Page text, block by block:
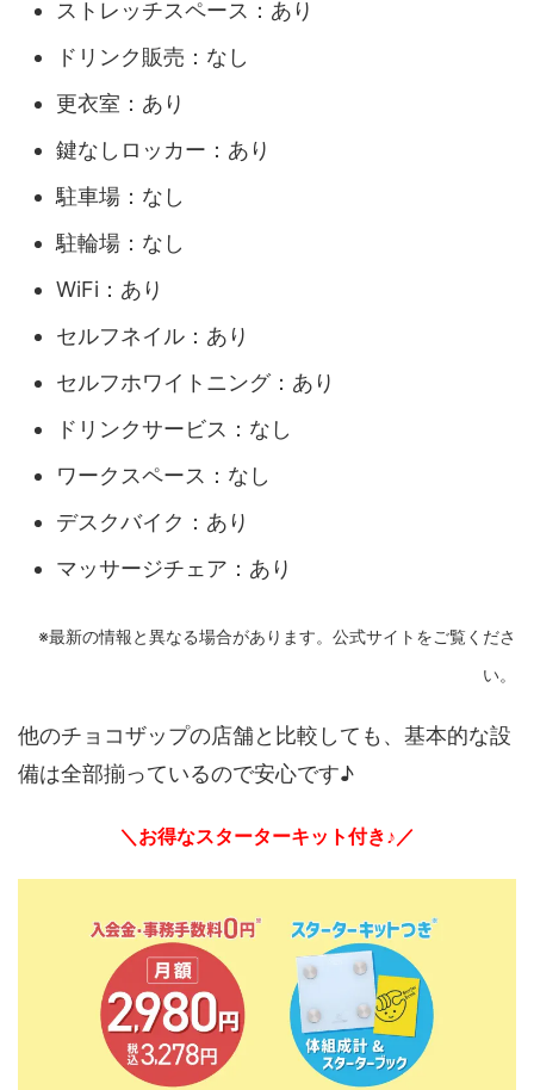
ストレッチスペース：あり
ドリンク販売：なし
更衣室：あり
鍵なしロッカー：あり
駐車場：なし
駐輪場：なし
WiFi：あり
セルフネイル：あり
セルフホワイトニング：あり
ドリンクサービス：なし
ワークスペース：なし
デスクバイク：あり
マッサージチェア：あり
※最新の情報と異なる場合があります。公式サイトをご覧くださ
い。
他のチョコザップの店舗と比較しても、基本的な設
備は全部揃っているので安心です♪
＼お得なスターターキット付き♪／